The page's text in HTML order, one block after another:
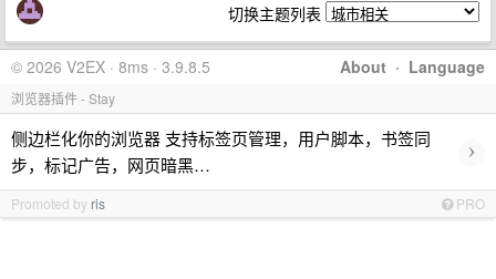
切换主题列表
About · Language
© 2026 V2EX · 8ms · 3.9.8.5
浏览器插件 - Stay
侧边栏化你的浏览器 支持标签页管理，用户脚本，书签同
步，标记广告，网页暗黑…
›
Promoted by ris PRO